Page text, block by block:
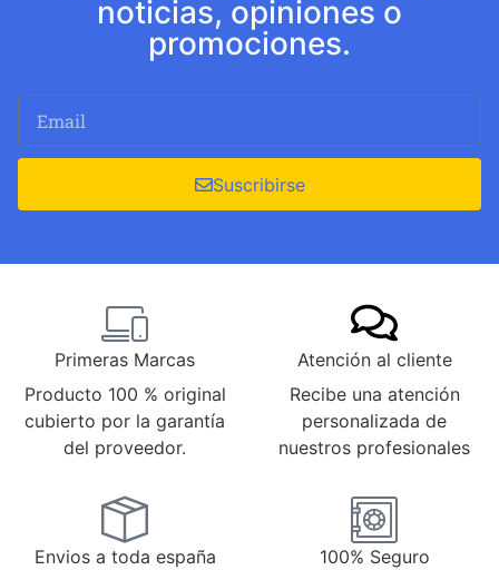
noticias, opiniones o
promociones.
Suscribirse
Primeras Marcas
Producto 100 % original
cubierto por la garantía
del proveedor.
Atención al cliente
Recibe una atención
personalizada de
nuestros profesionales
Envios a toda españa
100% Seguro